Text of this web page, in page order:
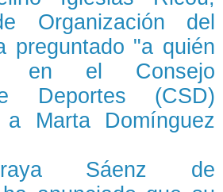
Organización del
preguntado "a quién
en el Consejo
Deportes (CSD)
a Marta Domínguez
Sáenz de